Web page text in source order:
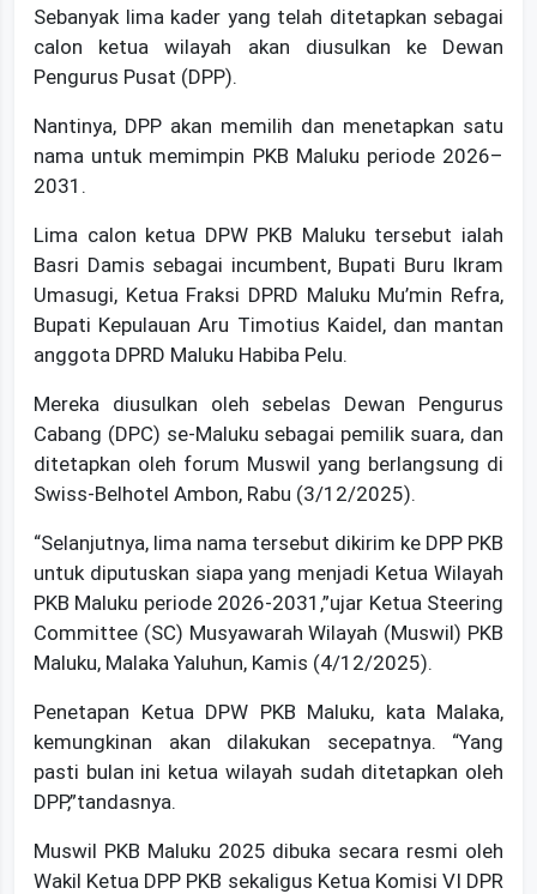
Sebanyak lima kader yang telah ditetapkan sebagai
calon ketua wilayah akan diusulkan ke Dewan
Pengurus Pusat (DPP).
Nantinya, DPP akan memilih dan menetapkan satu
nama untuk memimpin PKB Maluku periode 2026–
2031.
Lima calon ketua DPW PKB Maluku tersebut ialah
Basri Damis sebagai incumbent, Bupati Buru Ikram
Umasugi, Ketua Fraksi DPRD Maluku Mu’min Refra,
Bupati Kepulauan Aru Timotius Kaidel, dan mantan
anggota DPRD Maluku Habiba Pelu.
Mereka diusulkan oleh sebelas Dewan Pengurus
Cabang (DPC) se-Maluku sebagai pemilik suara, dan
ditetapkan oleh forum Muswil yang berlangsung di
Swiss-Belhotel Ambon, Rabu (3/12/2025).
“Selanjutnya, lima nama tersebut dikirim ke DPP PKB
untuk diputuskan siapa yang menjadi Ketua Wilayah
PKB Maluku periode 2026-2031,”ujar Ketua Steering
Committee (SC) Musyawarah Wilayah (Muswil) PKB
Maluku, Malaka Yaluhun, Kamis (4/12/2025).
Penetapan Ketua DPW PKB Maluku, kata Malaka,
kemungkinan akan dilakukan secepatnya. “Yang
pasti bulan ini ketua wilayah sudah ditetapkan oleh
DPP,”tandasnya.
Muswil PKB Maluku 2025 dibuka secara resmi oleh
Wakil Ketua DPP PKB sekaligus Ketua Komisi VI DPR